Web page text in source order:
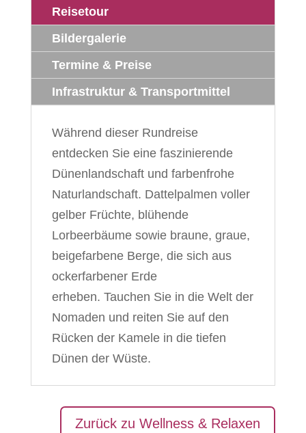
Reisetour
Bildergalerie
Termine & Preise
Infrastruktur & Transportmittel
Während dieser Rundreise
entdecken Sie eine faszinierende
Dünenlandschaft und farbenfrohe
Naturlandschaft. Dattelpalmen voller
gelber Früchte, blühende
Lorbeerbäume sowie braune, graue,
beigefarbene Berge, die sich aus
ockerfarbener Erde
erheben. Tauchen Sie in die Welt der
Nomaden und reiten Sie auf den
Rücken der Kamele in die tiefen
Dünen der Wüste.
Zurück zu Wellness & Relaxen